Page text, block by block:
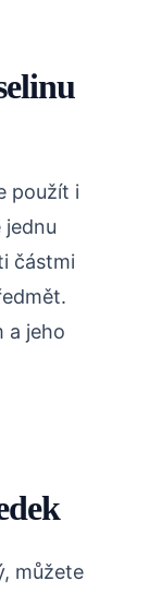
použít i
jednu
částmi
a jeho
můžete